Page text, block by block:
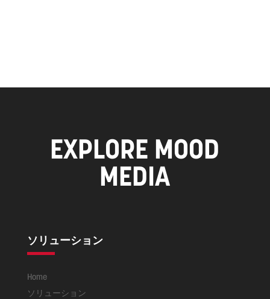
EXPLORE MOOD
MEDIA
ソリューション
Home
ソリューション